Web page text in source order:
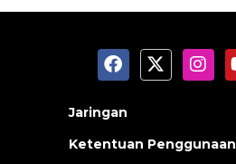
Jaringan
Ketentuan Penggunaan